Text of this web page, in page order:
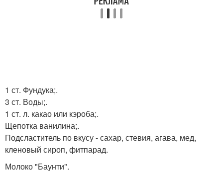
1 ст. Фундука;.
3 ст. Воды;.
1 ст. л. какао или кэроба;.
Щепотка ванилина;.
Подсластитель по вкусу - сахар, стевия, агава, мед,
кленовый сироп, фитпарад.
Молоко "Баунти".